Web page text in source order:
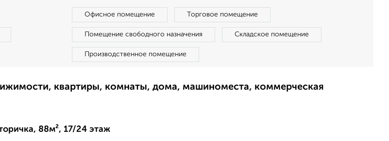
Офисное помещение Торговое помещение
Помещение свободного назначения Складское помещение
Производственное помещение
квартиры, комнаты, дома, машиноместа, коммерческая
88м², 17/24 этаж